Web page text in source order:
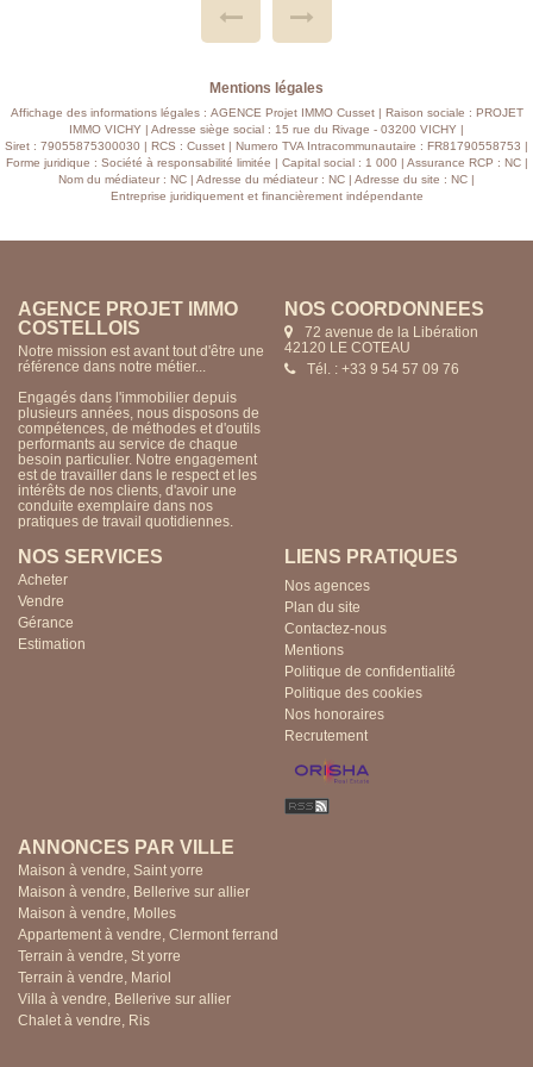
Mentions légales
Affichage des informations légales : AGENCE Projet IMMO Cusset | Raison sociale : PROJET
IMMO VICHY | Adresse siège social : 15 rue du Rivage - 03200 VICHY |
Siret : 79055875300030 | RCS : Cusset | Numero TVA Intracommunautaire : FR81790558753 |
Forme juridique : Société à responsabilité limitée | Capital social : 1 000 | Assurance RCP : NC |
Nom du médiateur : NC | Adresse du médiateur : NC | Adresse du site : NC |
Entreprise juridiquement et financièrement indépendante
AGENCE PROJET IMMO
CUSSET
Notre mission est avant tout d'être une
référence dans notre métier...
Engagés dans l'immobilier depuis
plusieurs années, nous disposons de
compétences, de méthodes et d'outils
performants au service de chaque
besoin particulier. Notre engagement
est de travailler dans le respect et les
intérêts de nos clients, d'avoir une
conduite exemplaire dans nos
pratiques de travail quotidiennes.
NOS COORDONNÉES
15 rue du Rivage
03200 VICHY
Tél. : +33 4 70 57 85 24
NOS SERVICES
Acheter
Vendre
Gérance
Estimation
LIENS PRATIQUES
Nos agences
Plan du site
Contactez-nous
Mentions
Politique de confidentialité
Politique des cookies
Nos honoraires
Recrutement
ANNONCES PAR VILLE
Maison à vendre, Saint yorre
Maison à vendre, Bellerive sur allier
Maison à vendre, Molles
Appartement à vendre, Clermont ferrand
Terrain à vendre, St yorre
Terrain à vendre, Mariol
Villa à vendre, Bellerive sur allier
Chalet à vendre, Ris